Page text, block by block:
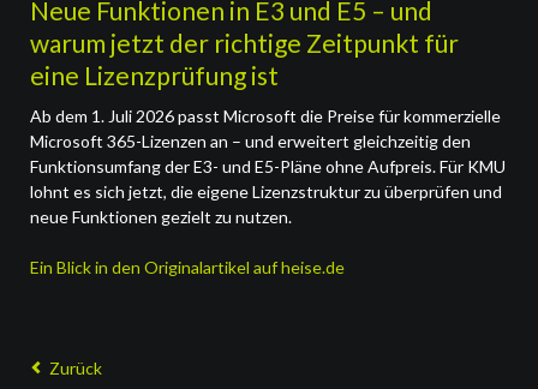
Neue Funktionen in E3 und E5 – und
warum jetzt der richtige Zeitpunkt für
eine Lizenzprüfung ist
Ab dem 1. Juli 2026 passt Microsoft die Preise für kommerzielle
Microsoft 365-Lizenzen an – und erweitert gleichzeitig den
Funktionsumfang der E3- und E5-Pläne ohne Aufpreis. Für KMU
lohnt es sich jetzt, die eigene Lizenzstruktur zu überprüfen und
neue Funktionen gezielt zu nutzen.
Ein Blick in den Originalartikel auf heise.de
Zurück